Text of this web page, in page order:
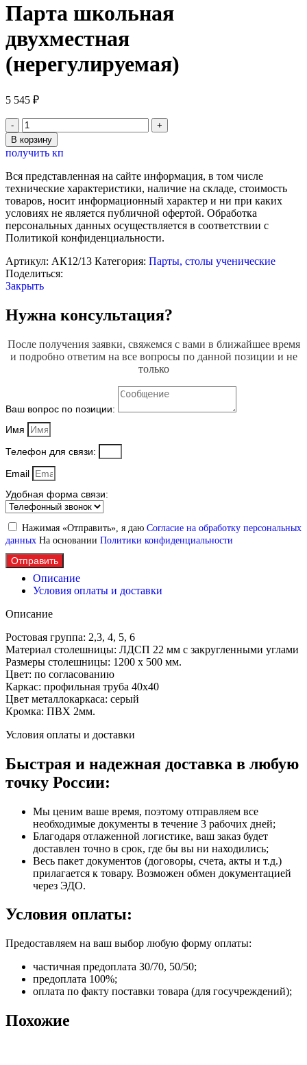
Парта школьная
двухместная
(нерегулируемая)
5 545 ₽
Количество
товара
Парта
школьная
двухместная
(нерегулируемая)
В корзину
получить кп
Вся представленная на сайте информация, в том числе
технические характеристики, наличие на складе, стоимость
товаров, носит информационный характер и ни при каких
условиях не является публичной офертой. Обработка
персональных данных осуществляется в соответствии с
Политикой конфиденциальности.
Артикул: АК12/13 Категория: Парты, столы ученические
Поделиться:
Закрыть
Нужна консультация?
После получения заявки, свяжемся с вами в ближайшее время
и подробно ответим на все вопросы по данной позиции и не
только
Ваш вопрос по позиции:
Имя
Телефон для связи:
Email
Удобная форма связи:
Нажимая «Отправить», я даю Согласие на обработку персональных
данных На основании Политики конфиденциальности
Отправить
Описание
Условия оплаты и доставки
Описание
Ростовая группа: 2,3, 4, 5, 6
Материал столешницы: ЛДСП 22 мм с закругленными углами
Размеры столешницы: 1200 х 500 мм.
Цвет: по согласованию
Каркас: профильная труба 40х40
Цвет металлокаркаса: серый
Кромка: ПВХ 2мм.
Условия оплаты и доставки
Быстрая и надежная доставка в любую
точку России:
Мы ценим ваше время, поэтому отправляем все
необходимые документы в течение 3 рабочих дней;
Благодаря отлаженной логистике, ваш заказ будет
доставлен точно в срок, где бы вы ни находились;
Весь пакет документов (договоры, счета, акты и т.д.)
прилагается к товару. Возможен обмен документацией
через ЭДО.
Условия оплаты:
Предоставляем на ваш выбор любую форму оплаты:
частичная предоплата 30/70, 50/50;
предоплата 100%;
оплата по факту поставки товара (для госучреждений);
Похожие